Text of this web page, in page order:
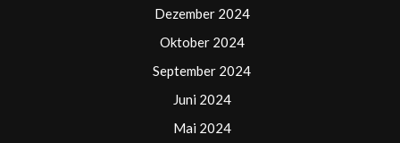
Dezember 2024
Oktober 2024
September 2024
Juni 2024
Mai 2024